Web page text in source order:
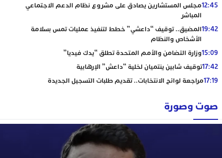
12:45مجلس المستشارين يصادق على مشروع نظام الدعم الاجتماعي
المباشر
19:42المضيق.. توقيف “داعشي” خطط لتنفيذ عمليات تمس بسلامة
الأشخاص والنظام
15:09وزارة التضامن والأمم المتحدة تطلق “يدك فيديا”
17:42توقيف شابين ينتميان لخلية “داعش” الإرهابية
17:19مراجعة لوائح الانتخابات.. تقديم طلبات التسجيل الجديدة
صوت وصورة